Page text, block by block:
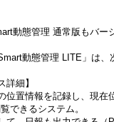
動態管理 通常版もバー
動態管理 LITE」は、
詳細】
位置情報を記録し、現在
できるシステム。